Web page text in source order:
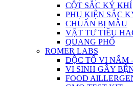
CỘT SẮC KÝ KHÍ
PHỤ KIỆN SẮC
CHUẨN BỊ MẪU
VẬT TƯ TIÊU
QUANG PHỔ
ROMER LABS
ĐỘC TỐ VI NẤM
VI SINH GÂY
FOOD